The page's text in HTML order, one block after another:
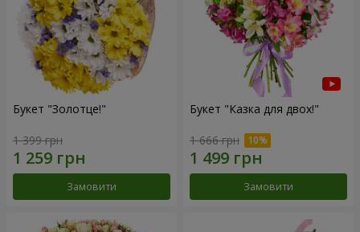
Букет "Золотце!"
1 399 грн
Замовити
Букет "Казка для двох!"
1 666 грн
Замовити